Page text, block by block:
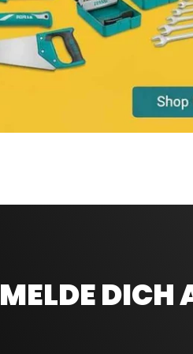
MELDE DICH